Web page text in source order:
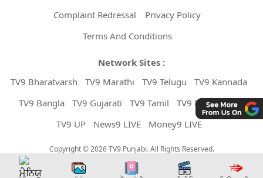
Complaint Redressal
Privacy Policy
Terms And Conditions
Network Sites :
TV9 Bharatvarsh
TV9 Marathi TV9 Telugu
TV9 Kannada
TV9 Bangla
TV9 Gujarati TV9 Tamil
TV9 Malayalam
TV9 UP
News9 LIVE Money9 LIVE
Copyright © 2026 TV9 Punjabi. All Rights Reserved.